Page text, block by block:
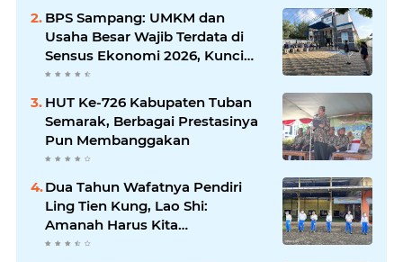
Komunikasi Antar-Kades untuk
Memajukan Desa
BPS Sampang: UMKM dan
Usaha Besar Wajib Terdata di
Sensus Ekonomi 2026, Kunci
Kebijakan Tepat Sasaran
HUT Ke-726 Kabupaten Tuban
Semarak, Berbagai Prestasinya
Pun Membanggakan
Dua Tahun Wafatnya Pendiri
Ling Tien Kung, Lao Shi:
Amanah Harus Kita
Laksanakan!